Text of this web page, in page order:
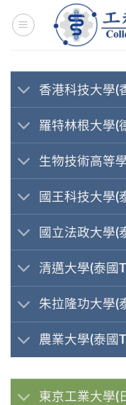
香港科技大學(
羅特林根大學(
生物技術高等
國王科技大學(
國立法政大學(
清邁大學(泰國
朱拉隆功大學(
農業大學(泰國
東京工業大學(